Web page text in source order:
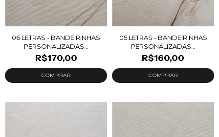
06 LETRAS - BANDEIRINHAS
PERSONALIZADAS...
R$170,00
05 LETRAS - BANDEIRINHAS
PERSONALIZADAS...
R$160,00